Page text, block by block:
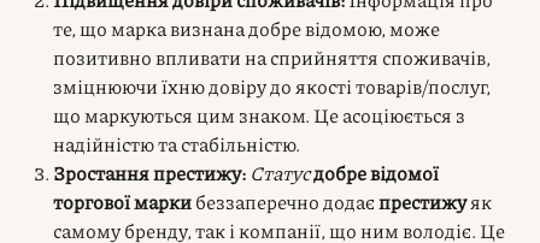
те, що марка визнана добре відомою, може
позитивно впливати на сприйняття споживачів,
зміцнюючи їхню довіру до якості товарів/послуг,
що маркуються цим знаком. Це асоціюється з
надійністю та стабільністю.
Зростання престижу: Статусдобре відомої
торгової маркибеззаперечно додаєпрестижуяк
самому бренду, так і компанії, що ним володіє. Це